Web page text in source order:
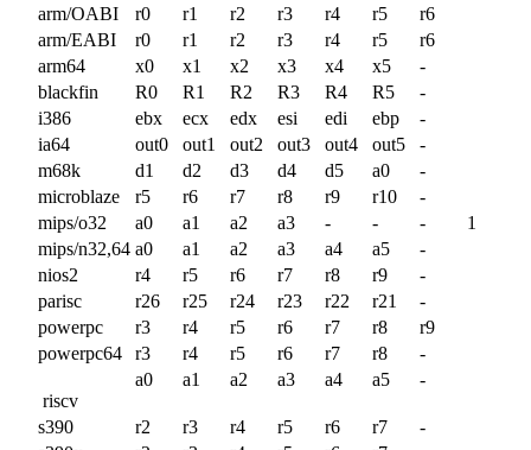
arm/OABI
r0 r1 r2 r3 r4 r5
r6
arm/EABI
r0 r1 r2 r3 r4 r5
r6
arm64
x0 x1 x2 x3 x4 x5
-
blackfin
R0 R1 R2 R3 R4 R5
-
i386
ebx ecx edx esi edi ebp
-
ia64
out0 out1 out2 out3 out4 out5
-
m68k
d1 d2 d3 d4 d5 a0
-
microblaze
r5 r6 r7 r8 r9 r10
-
mips/o32
a0 a1 a2 a3 - - -
1
mips/n32,64 a0 a1 a2 a3 a4 a5
-
nios2
r4 r5 r6 r7 r8 r9
-
parisc
r26 r25 r24 r23 r22 r21
-
powerpc
r3 r4 r5 r6 r7 r8
r9
powerpc64
r3 r4 r5 r6 r7 r8 -
riscv
a0 a1 a2 a3 a4 a5 -
s390 r2 r3 r4 r5 r6 r7
-